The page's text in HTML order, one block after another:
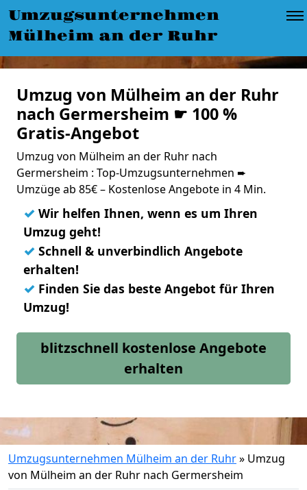
Umzugsunternehmen
Mülheim an der Ruhr
Umzug von Mülheim an der Ruhr
nach Germersheim ☛ 100 %
Gratis-Angebot
Umzug von Mülheim an der Ruhr nach
Germersheim : Top-Umzugsunternehmen ➨
Umzüge ab 85€ – Kostenlose Angebote in 4 Min.
✓ Wir helfen Ihnen, wenn es um Ihren
Umzug geht!
✓ Schnell & unverbindlich Angebote
erhalten!
✓ Finden Sie das beste Angebot für Ihren
Umzug!
blitzschnell kostenlose Angebote
erhalten
Umzugsunternehmen Mülheim an der Ruhr» Umzug
von Mülheim an der Ruhr nach Germersheim